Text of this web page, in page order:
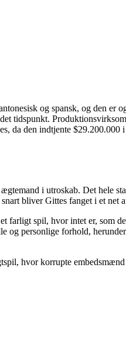
og spansk, og den er
tidspunkt.
da den indtjente
i utroskab. Det hele
bliver Gittes fanget i et net
farligt spil, hvor intet er, som
personlige forhold,
hvor korrupte